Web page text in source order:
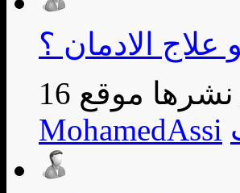
الادمان ؟
MohamedAssi